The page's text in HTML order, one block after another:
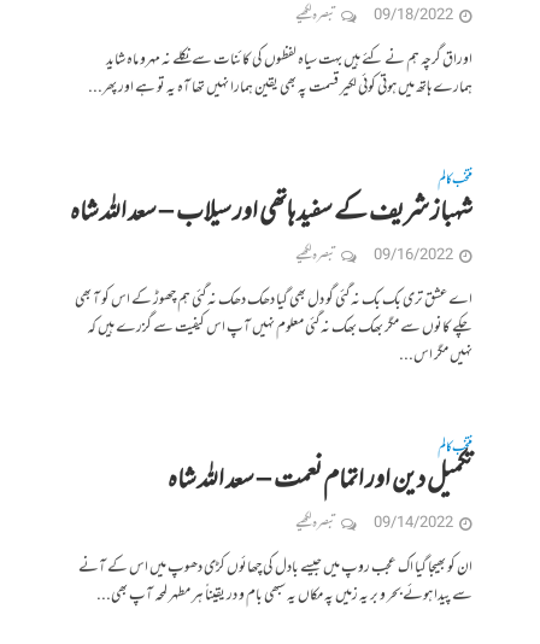
09/18/2022 تبصرہ لکھیے
اوراق گرچہ ہم نے کئے ہیں بہت سیاہ لفظوں کی کائنات سے نکلے نہ مہرو ماہ شاید
ہمارے ہاتھ میں ہوتی کوئی لکیر قسمت پہ بھی یقین ہمارا نہیں تھا آہ یہ تو ہے اور پھر...
منتخب کالم
شہباز شریف کے سفید ہاتھی اور سیلاب – سعد الله شاہ
09/16/2022 تبصرہ لکھیے
اے عشق تری بک بک نہ گئی گو دل بھی گیا دھک دھک نہ گئی ہم چھوڑ کے اس کو آ بھی
چکے کانوں سے مگر بھک بھک نہ گئی معلوم نہیں آپ اس کیفیت سے گزرے ہیں کہ
نہیں مگر اس...
منتخب کالم
تکمیل دین اور اتمام نعمت – سعد الله شاہ
09/14/2022 تبصرہ لکھیے
ان کو بھیجا گیا اک عجب روپ میں جیسے بادل کی چھائوں کڑی دھوپ میں اس کے آنے
سے پیدا ہوئے بحر و بر یہ زمیں پہ مکاں یہ سبھی بام و در یقیناً ہر مطہر لمحہ آپ بھی...